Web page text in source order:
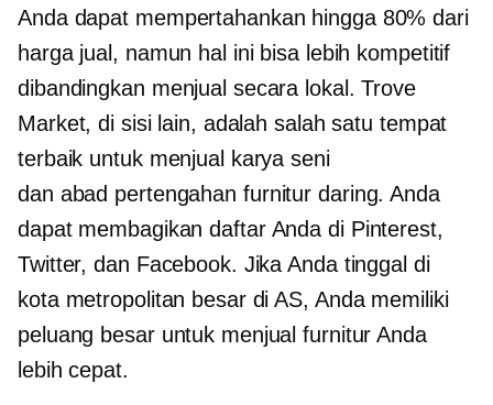
Anda dapat mempertahankan hingga 80% dari
harga jual, namun hal ini bisa lebih kompetitif
dibandingkan menjual secara lokal. Trove
Market, di sisi lain, adalah salah satu tempat
terbaik untuk menjual karya seni
dan abad pertengahan furnitur daring. Anda
dapat membagikan daftar Anda di Pinterest,
Twitter, dan Facebook. Jika Anda tinggal di
kota metropolitan besar di AS, Anda memiliki
peluang besar untuk menjual furnitur Anda
lebih cepat.